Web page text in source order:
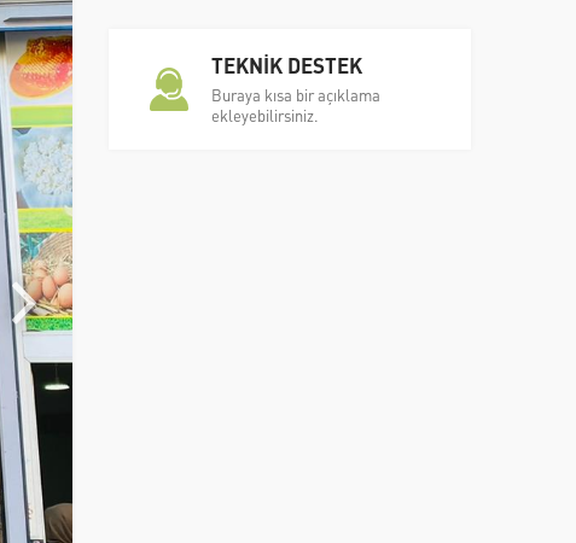
TEKNİK DESTEK
Buraya kısa bir açıklama
ekleyebilirsiniz.